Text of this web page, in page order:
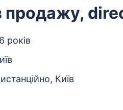
продажу,
років
Київ